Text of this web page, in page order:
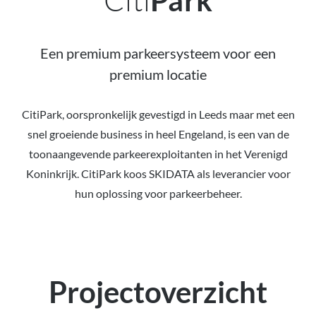
Een premium parkeersysteem voor een
premium locatie
CitiPark, oorspronkelijk gevestigd in Leeds maar met een
snel groeiende business in heel Engeland, is een van de
toonaangevende parkeerexploitanten in het Verenigd
Koninkrijk. CitiPark koos SKIDATA als leverancier voor
hun oplossing voor parkeerbeheer.
Projectoverzicht